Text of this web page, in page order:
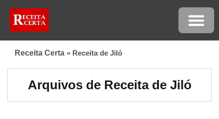
Receita Certa » Receita de Jiló
Arquivos de Receita de Jiló